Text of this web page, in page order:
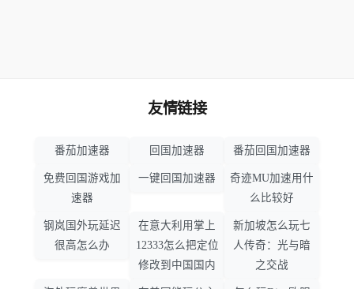
友情链接
番茄加速器 回国加速器 番茄回国加速器
免费回国游戏加
速器
一键回国加速器
奇迹MU加速用什
么比较好
钢岚国外玩延迟
很高怎么办
在意大利用掌上
12333怎么把定位
修改到中国国内
新加坡怎么玩七
人传奇：光与暗
之交战